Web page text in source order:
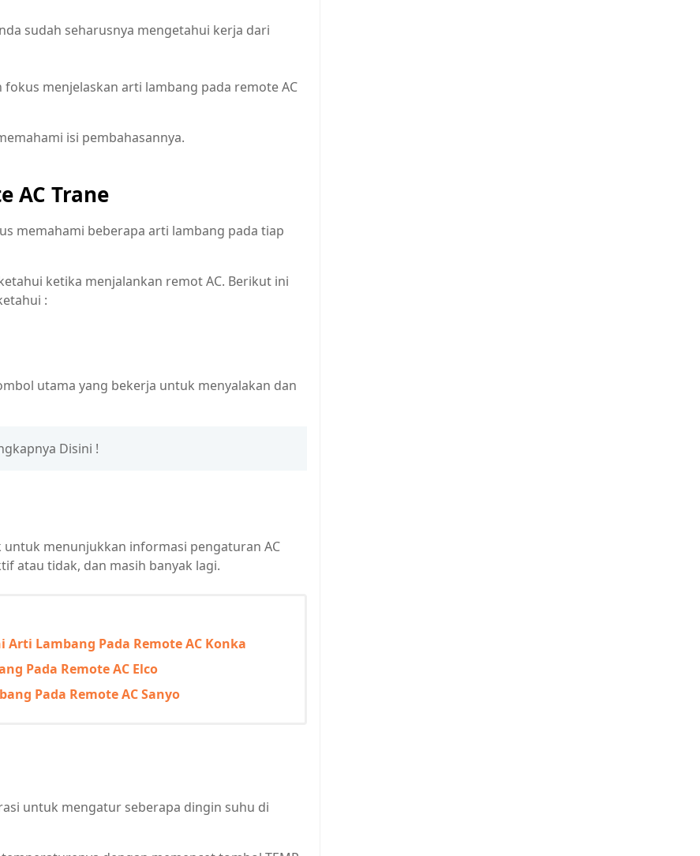
sudah seharusnya mengetahui kerja dari
menjelaskan arti lambang pada remote AC
isi pembahasannya.
AC Trane
memahami beberapa arti lambang pada tiap
ketika menjalankan remot AC. Berikut ini
:
utama yang bekerja untuk menyalakan dan
Disini !
menunjukkan informasi pengaturan AC
atau tidak, dan masih banyak lagi.
Lambang Pada Remote AC Konka
Pada Remote AC Elco
Pada Remote AC Sanyo
untuk mengatur seberapa dingin suhu di